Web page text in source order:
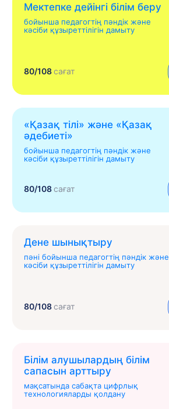
Мектепке дейінгі білім беру
бойынша педагогтің пәндік және
кәсіби құзыреттілігін дамыту
80/108сағат
«Қазақ тілі» жəне «Қазақ
əдебиеті»
бойынша педагогтің пәндік және
кәсіби құзыреттілігін дамыту
80/108сағат
Дене шынықтыру
пәні бойынша педагогтің пәндік және
кәсіби құзыреттілігін дамыту
80/108сағат
Білім алушылардың білім
сапасын арттыру
мақсатында сабақта цифрлық
технологияларды қолдану